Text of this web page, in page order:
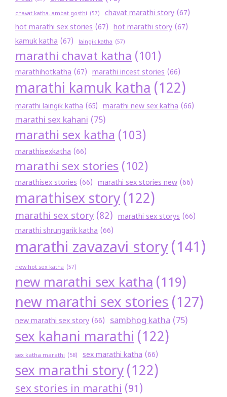
chavat katha. ambat gosthi (57) chavat marathi story (67)
hot marathi sex stories (67) hot marathi story (67)
kamuk katha (67) laingik katha (57)
marathi chavat katha (101)
marathihotkatha (67) marathi incest stories (66)
marathi kamuk katha (122)
marathi laingik katha (65) marathi new sex katha (66)
marathi sex kahani (75)
marathi sex katha (103)
marathisexkatha (66)
marathi sex stories (102)
marathisex stories (66) marathi sex stories new (66)
marathisex story (122)
marathi sex story (82) marathi sex storys (66)
marathi shrungarik katha (66)
marathi zavazavi story(141)
new hot sex katha (57)
new marathi sex katha (119)
new marathi sex stories(127)
new marathi sex story (66) sambhog katha (75)
sex kahani marathi (122)
sex katha marathi (58) sex marathi katha (66)
sex marathi story (122)
sex stories in marathi (91)